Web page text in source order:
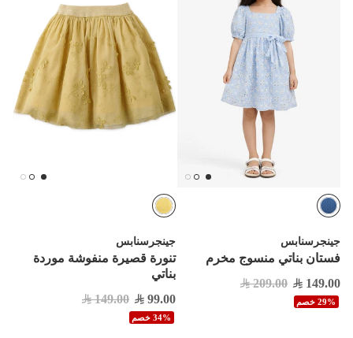
جينجرسنابس
فستان بناتي منسوج مخرم
149.00
209.00
29% خصم
جينجرسنابس
تنورة قصيرة منفوشة موردة
بناتي
99.00
149.00
34% خصم